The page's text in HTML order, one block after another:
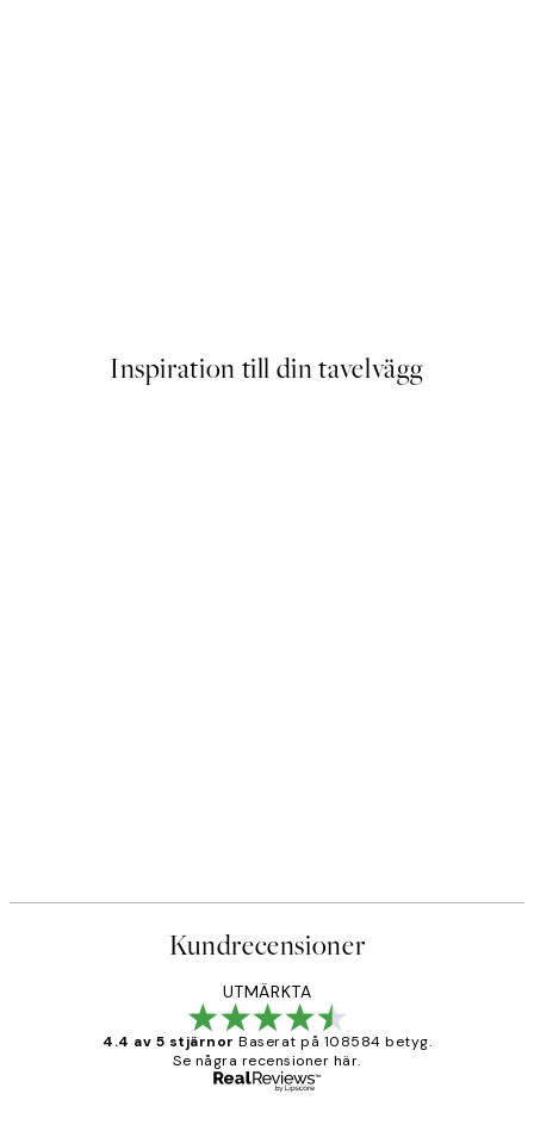
Inspiration till din tavelvägg
Kundrecensioner
UTMÄRKTA
4.4 av 5 stjärnor Baserat på 108584 betyg.
Se några recensioner här.